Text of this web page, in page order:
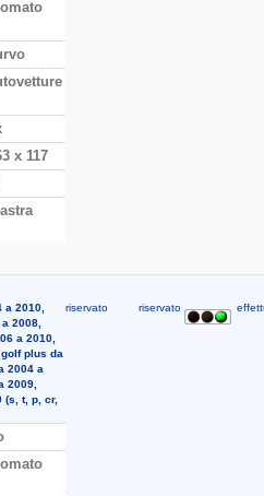
x 117
a 2010,
2008,
a 2010,
plus da
2004 a
2009,
(s, t, p, cr,
riservato riservato